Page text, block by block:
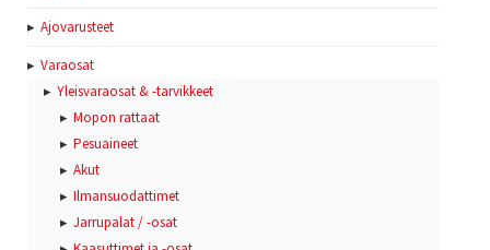
Ajovarusteet
Varaosat
Yleisvaraosat & -tarvikkeet
Mopon rattaat
Pesuaineet
Akut
Ilmansuodattimet
Jarrupalat / -osat